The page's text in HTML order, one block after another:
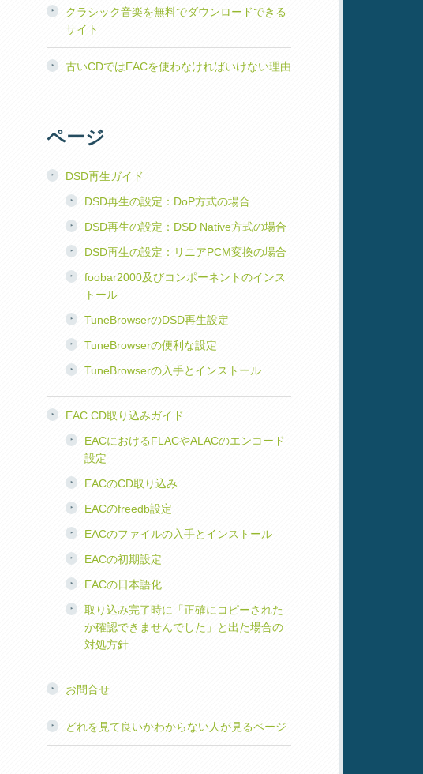
クラシック音楽を無料でダウンロードできる
サイト
古いCDではEACを使わなければいけない理由
ページ
DSD再生ガイド
DSD再生の設定：DoP方式の場合
DSD再生の設定：DSD Native方式の場合
DSD再生の設定：リニアPCM変換の場合
foobar2000及びコンポーネントのインス
トール
TuneBrowserのDSD再生設定
TuneBrowserの便利な設定
TuneBrowserの入手とインストール
EAC CD取り込みガイド
EACにおけるFLACやALACのエンコード
設定
EACのCD取り込み
EACのfreedb設定
EACのファイルの入手とインストール
EACの初期設定
EACの日本語化
取り込み完了時に「正確にコピーされた
か確認できませんでした」と出た場合の
対処方針
お問合せ
どれを見て良いかわからない人が見るページ